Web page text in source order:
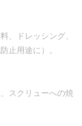
、ドレッシング、
止用途に）。
スクリューへの焼